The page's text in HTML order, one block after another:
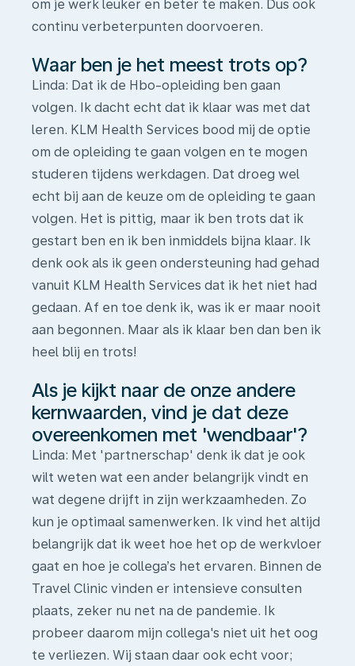
om je werk leuker en beter te maken. Dus ook
continu verbeterpunten doorvoeren.
Waar ben je het meest trots op?
Linda: Dat ik de Hbo-opleiding ben gaan
volgen. Ik dacht echt dat ik klaar was met dat
leren. KLM Health Services bood mij de optie
om de opleiding te gaan volgen en te mogen
studeren tijdens werkdagen. Dat droeg wel
echt bij aan de keuze om de opleiding te gaan
volgen. Het is pittig, maar ik ben trots dat ik
gestart ben en ik ben inmiddels bijna klaar. Ik
denk ook als ik geen ondersteuning had gehad
vanuit KLM Health Services dat ik het niet had
gedaan. Af en toe denk ik, was ik er maar nooit
aan begonnen. Maar als ik klaar ben dan ben ik
heel blij en trots!
Als je kijkt naar de onze andere
kernwaarden, vind je dat deze
overeenkomen met 'wendbaar'?
Linda: Met 'partnerschap' denk ik dat je ook
wilt weten wat een ander belangrijk vindt en
wat degene drijft in zijn werkzaamheden. Zo
kun je optimaal samenwerken. Ik vind het altijd
belangrijk dat ik weet hoe het op de werkvloer
gaat en hoe je collega’s het ervaren. Binnen de
Travel Clinic vinden er intensieve consulten
plaats, zeker nu net na de pandemie. Ik
probeer daarom mijn collega's niet uit het oog
te verliezen. Wij staan daar ook echt voor;